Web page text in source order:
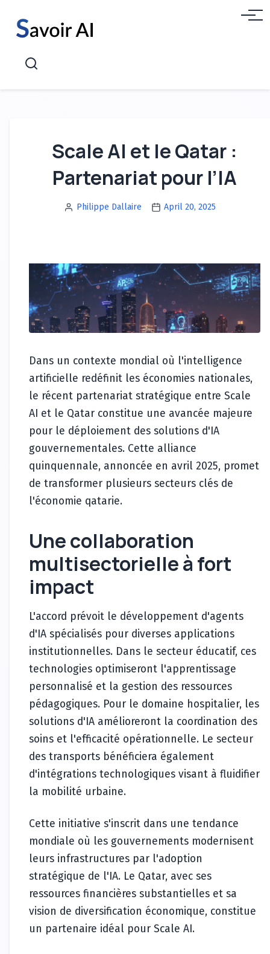
contenu
Menu
Recherche
Scale AI et le Qatar :
Partenariat pour l’IA
Philippe Dallaire April 20, 2025
Dans un contexte mondial où l'intelligence
artificielle redéfinit les économies nationales,
le récent partenariat stratégique entre Scale
AI et le Qatar constitue une avancée majeure
pour le déploiement des solutions d'IA
gouvernementales. Cette alliance
quinquennale, annoncée en avril 2025, promet
de transformer plusieurs secteurs clés de
l'économie qatarie.
Une collaboration
multisectorielle à fort
impact
L'accord prévoit le développement d'agents
d'IA spécialisés pour diverses applications
institutionnelles. Dans le secteur éducatif, ces
technologies optimiseront l'apprentissage
personnalisé et la gestion des ressources
pédagogiques. Pour le domaine hospitalier, les
solutions d'IA amélioreront la coordination des
soins et l'efficacité opérationnelle. Le secteur
des transports bénéficiera également
d'intégrations technologiques visant à fluidifier
la mobilité urbaine.
Cette initiative s'inscrit dans une tendance
mondiale où les gouvernements modernisent
leurs infrastructures par l'adoption
stratégique de l'IA. Le Qatar, avec ses
ressources financières substantielles et sa
vision de diversification économique, constitue
un partenaire idéal pour Scale AI.